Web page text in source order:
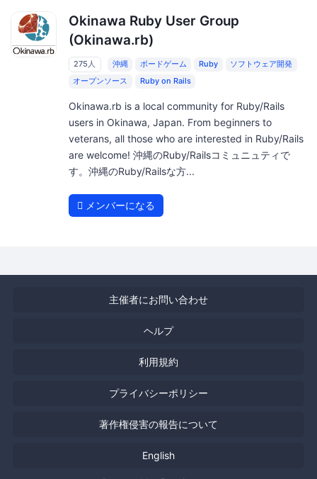
Okinawa Ruby User Group
(Okinawa.rb)
275人 沖縄 ボードゲーム Ruby
ソフトウェア開発
オープンソース
Ruby on Rails
Okinawa.rb is a local community for Ruby/Rails
users in Okinawa, Japan. From beginners to
veterans, all those who are interested in Ruby/Rails
are welcome! 沖縄のRuby/Railsコミュニュティで
す。沖縄のRuby/Railsな方...
メンバーになる
主催者にお問い合わせ
ヘルプ
利用規約
プライバシーポリシー
著作権侵害の報告について
English